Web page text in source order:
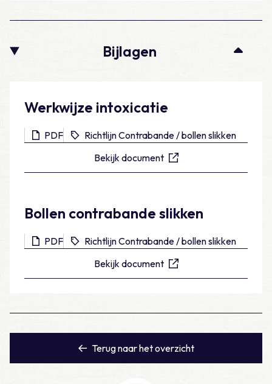
Bijlagen
Werkwijze intoxicatie
PDF
Richtlijn Contrabande / bollen slikken
Bekijk document
Bollen contrabande slikken
PDF
Richtlijn Contrabande / bollen slikken
Bekijk document
Terug naar het overzicht